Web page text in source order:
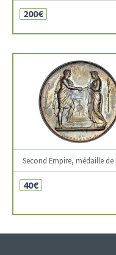
200€
Second Empire, médaille
40€